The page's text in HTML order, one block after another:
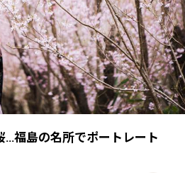
…福島の名所でポートレート